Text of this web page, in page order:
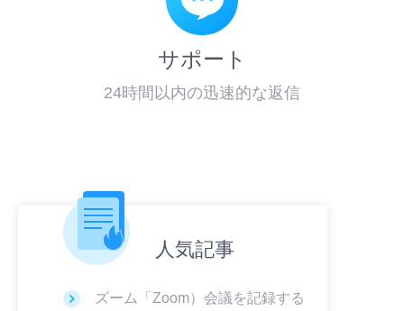
サポート
24時間以内の迅速的な返信
人気記事
ズーム「Zoom）会議を記録する